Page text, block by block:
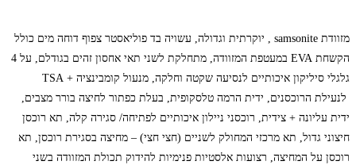
מזוודת samsonite , יוקרתית וגדולה, עשויה בד פוליאסטר צפוף דוחה מים כולל
הקשחת EVA במעטפת המזוודה, מתחלקת לשני תאי אחסון זהים בגודלם, על 4
גלגלי סיליקון איכותיים לנסיעה שקטה וחלקה, מנעול קומבינציה + TSA
לנעילת הרוכסנים, ידית הרמה טלסקופית, בעלת כפתור לחיצה בורר מצבים,
ידית עליונה + צידית, רוכסני ניילון איכותיים לפתיחה/ סגירה קלה, תא רוכסן
חיצוני גדול, תא מרכזי המחולק לשניים (חצי חצי) – מחיצה בסגירת רוכסן, תא
רוכסן על המחיצה, רצועות אלסטיות פנימיות להידוק תכולת המזוודה בשני